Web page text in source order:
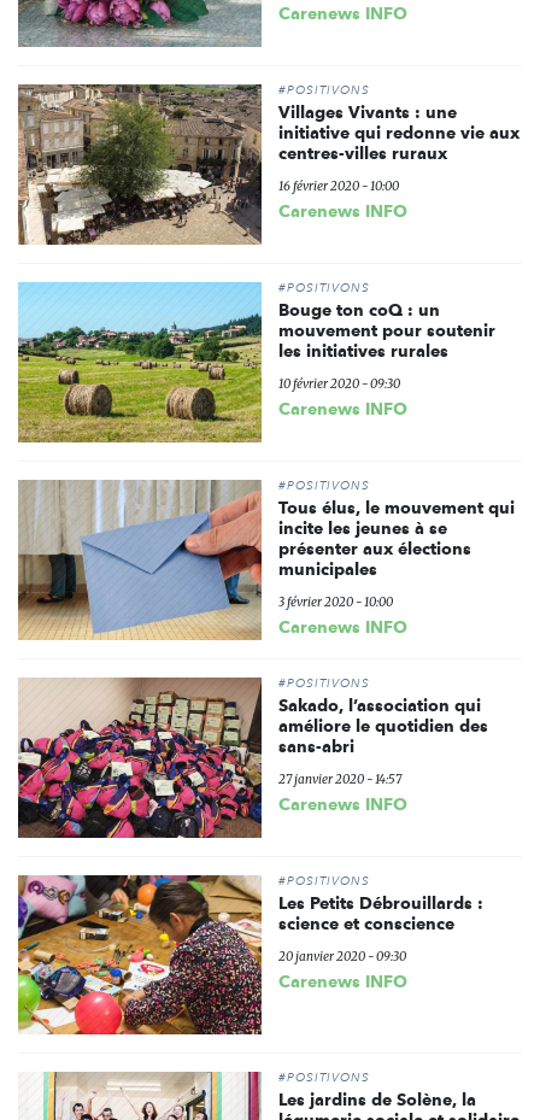
Carenews INFO
#POSITIVONS
Villages Vivants : une
initiative qui redonne vie aux
centres-villes ruraux
16 février 2020 - 10:00
Carenews INFO
#POSITIVONS
Bouge ton coQ : un
mouvement pour soutenir
les initiatives rurales
10 février 2020 - 09:30
Carenews INFO
#POSITIVONS
Tous élus, le mouvement qui
incite les jeunes à se
présenter aux élections
municipales
3 février 2020 - 10:00
Carenews INFO
#POSITIVONS
Sakado, l’association qui
améliore le quotidien des
sans-abri
27 janvier 2020 - 14:57
Carenews INFO
#POSITIVONS
Les Petits Débrouillards :
science et conscience
20 janvier 2020 - 09:30
Carenews INFO
#POSITIVONS
Les jardins de Solène, la